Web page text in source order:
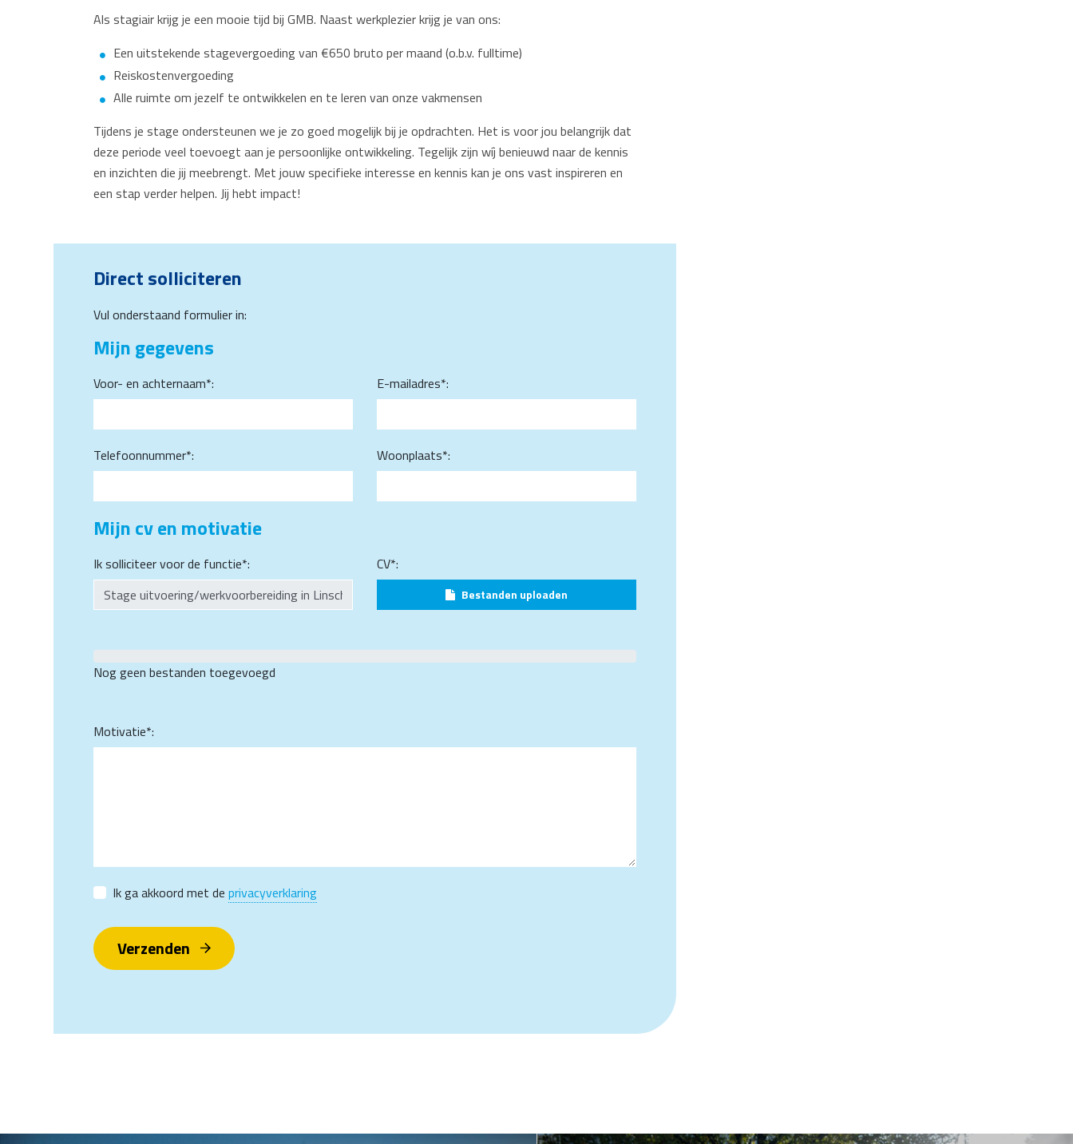
Als stagiair krijg je een mooie tijd bij GMB. Naast werkplezier krijg je van ons:
Een uitstekende stagevergoeding van €650 bruto per maand (o.b.v. fulltime)
Reiskostenvergoeding
Alle ruimte om jezelf te ontwikkelen en te leren van onze vakmensen
Tijdens je stage ondersteunen we je zo goed mogelijk bij je opdrachten. Het is voor jou belangrijk dat
deze periode veel toevoegt aan je persoonlijke ontwikkeling. Tegelijk zijn wíj benieuwd naar de kennis
en inzichten die jij meebrengt. Met jouw specifieke interesse en kennis kan je ons vast inspireren en
een stap verder helpen. Jij hebt impact!
Direct solliciteren
Vul onderstaand formulier in:
Mijn gegevens
Voor- en achternaam*: E-mailadres*:
Telefoonnummer*: Woonplaats*:
Mijn cv en motivatie
Ik solliciteer voor de functie*: CV*:
Bestanden uploaden
Nog geen bestanden toegevoegd
Motivatie*:
Ik ga akkoord met de privacyverklaring
Verzenden